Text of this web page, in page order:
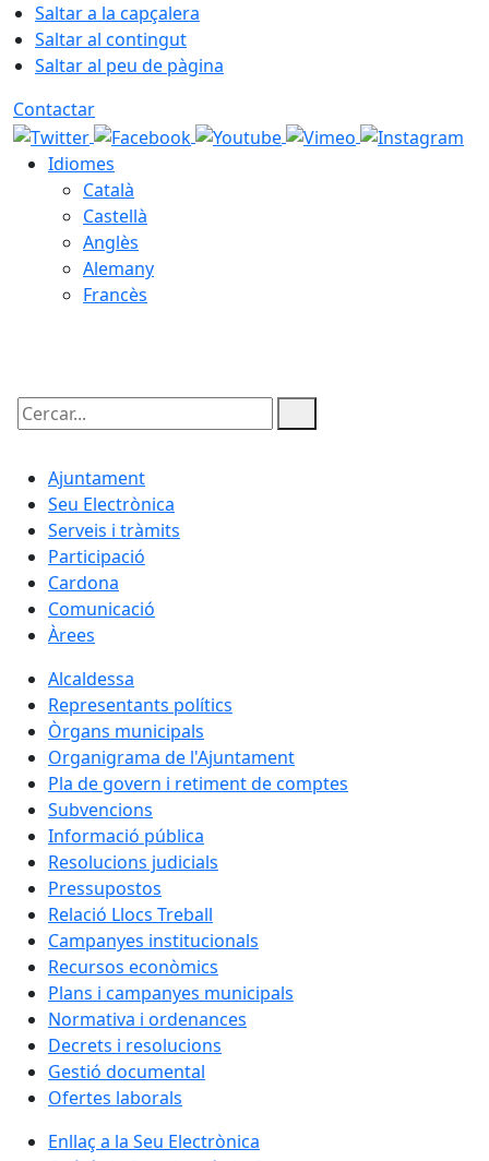
Saltar a la capçalera
Saltar al contingut
Saltar al peu de pàgina
Contactar
Idiomes
Català
Castellà
Anglès
Alemany
Francès
Cercar:
Ajuntament
Seu Electrònica
Serveis i tràmits
Participació
Cardona
Comunicació
Àrees
Alcaldessa
Representants polítics
Òrgans municipals
Organigrama de l'Ajuntament
Pla de govern i retiment de comptes
Subvencions
Informació pública
Resolucions judicials
Pressupostos
Relació Llocs Treball
Campanyes institucionals
Recursos econòmics
Plans i campanyes municipals
Normativa i ordenances
Decrets i resolucions
Gestió documental
Ofertes laborals
Enllaç a la Seu Electrònica